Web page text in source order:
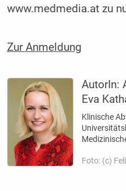
www.medmedia.at zu
Zur Anmeldung
AutorIn:
Eva
Klinische
Foto: (c)